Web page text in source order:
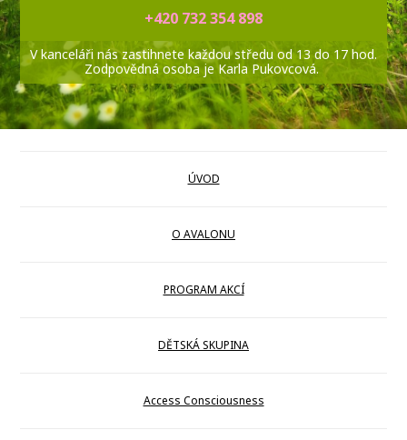
+420 732 354 898
V kanceláři nás zastihnete každou středu od 13 do 17 hod.
Zodpovědná osoba je Karla Pukovcová.
ÚVOD
O AVALONU
PROGRAM AKCÍ
DĚTSKÁ SKUPINA
Access Consciousness